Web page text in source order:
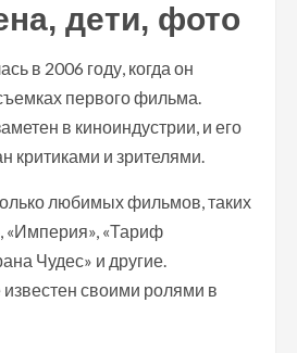
дети, фото
в 2006 году, когда он
первого фильма.
в киноиндустрии, и его
критиками и зрителями.
любимых фильмов, таких
«Империя», «Тариф
Чудес» и другие.
своими ролями в